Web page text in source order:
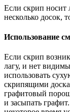
Если скрип носит
несколько досок,
Использование
Если скрип
лагу, и нет
использовать
скрипящими
графитовый
и засыпать